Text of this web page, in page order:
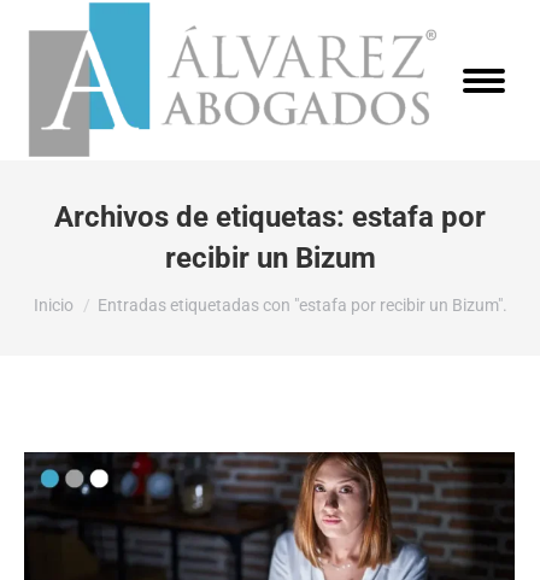
Archivos de etiquetas: estafa por
recibir un Bizum
Estás aquí:
Inicio Entradas etiquetadas con "estafa por recibir un Bizum".